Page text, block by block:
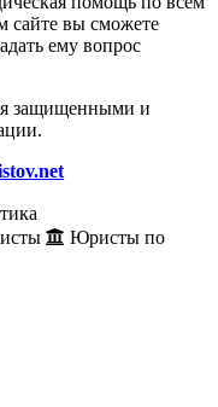
сайте вы сможете
ему вопрос
защищенными и
Юристы по